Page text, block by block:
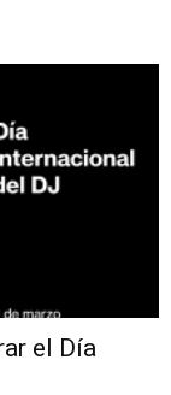
el Día